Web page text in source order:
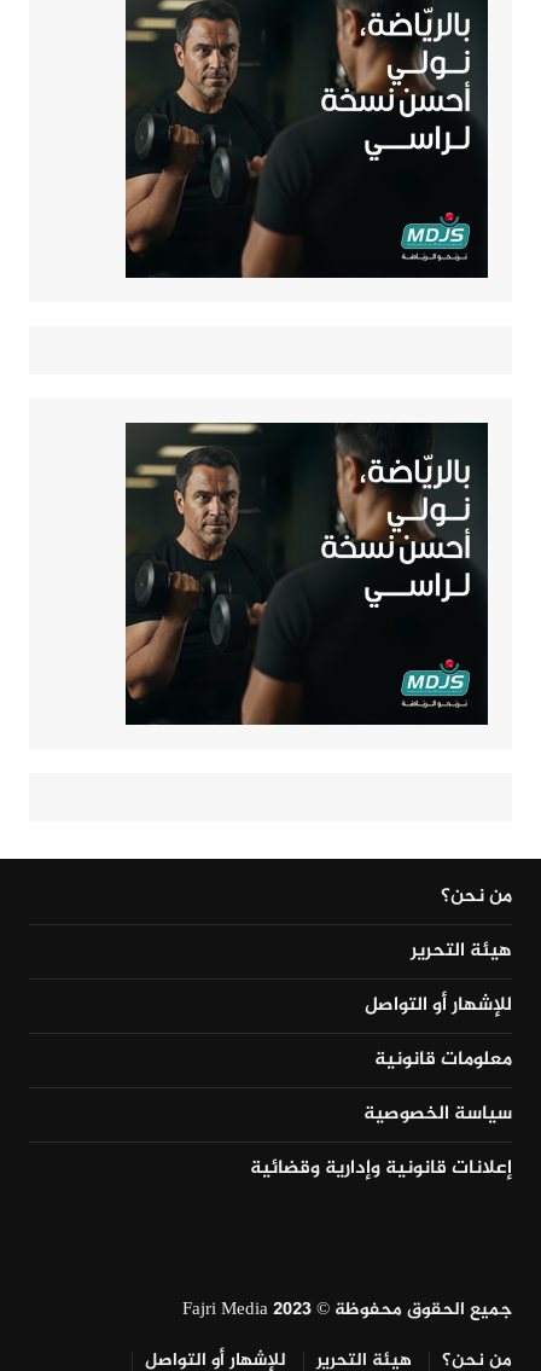
من نحن؟
هيئة التحرير
للإشهار أو التواصل
معلومات قانونية
سياسة الخصوصية
إعلانات قانونية وإدارية وقضائية
جميع الحقوق محفوظة © Fajri Media 2023
من نحن؟
هيئة التحرير للإشهار أو التواصل